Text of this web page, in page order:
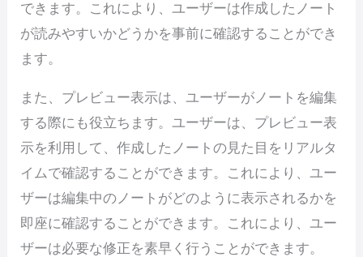
できます。これにより、ユーザーは作成したノート
が読みやすいかどうかを事前に確認することができ
ます。
また、プレビュー表示は、ユーザーがノートを編集
する際にも役立ちます。ユーザーは、プレビュー表
示を利用して、作成したノートの見た目をリアルタ
イムで確認することができます。これにより、ユー
ザーは編集中のノートがどのように表示されるかを
即座に確認することができます。これにより、ユー
ザーは必要な修正を素早く行うことができます。